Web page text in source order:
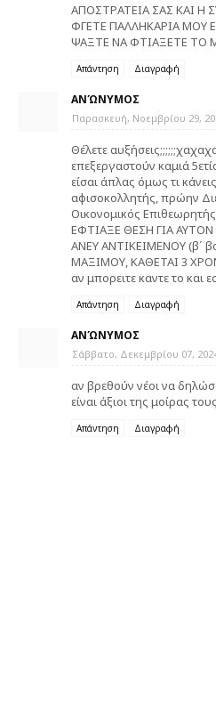
ΑΠΟΣΤΡΑΤΕΙΑ ΣΑΣ ΚΑΙ Η
ΦΓΕΤΕ ΠΑΛΛΗΚΑΡΙΑ ΜΟΥ
ΨΑΞΤΕ ΝΑ ΦΤΙΑΞΕΤΕ ΤΟ
Απάντηση Διαγραφή
ΑΝΏΝΥΜΟΣ
Παρασκευή, Νοεμβρίου 29,
Θέλετε
επεξεργαστούν καμιά
είσαι άπλας όμως τι
αφισοκολλητής, πρώην
Οικονομικός
ΕΦΤΙΑΞΕ ΘΕΣΗ ΓΙΑ
ΑΝΕΥ ΑΝΤΙΚΕΙΜΕΝΟΥ (β΄
ΜΑΞΙΜΟΥ, ΚΑΘΕΤΑΙ 3
αν μπορειτε καντε το και
Απάντηση Διαγραφή
ΑΝΏΝΥΜΟΣ
Σάββατο, Δεκεμβρίου 07,
αν βρεθούν νέοι να
είναι άξιοι της μοίρας τους
Απάντηση Διαγραφή